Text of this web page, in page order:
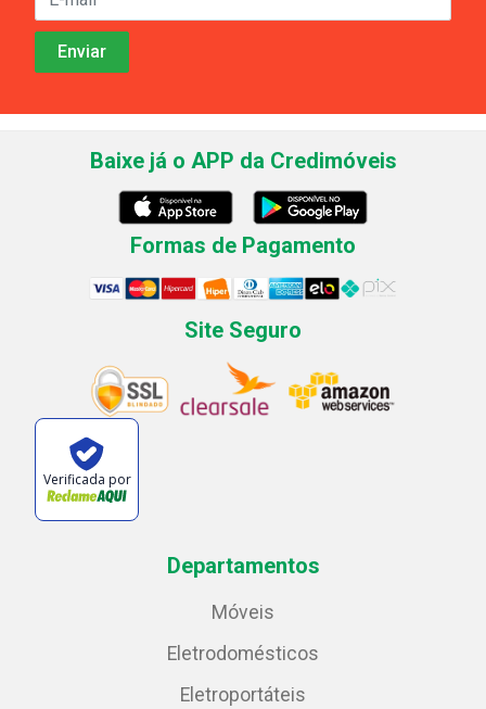
Baixe já o APP da Credimóveis
Formas de Pagamento
Site Seguro
Verificada por
Departamentos
Móveis
Eletrodomésticos
Eletroportáteis